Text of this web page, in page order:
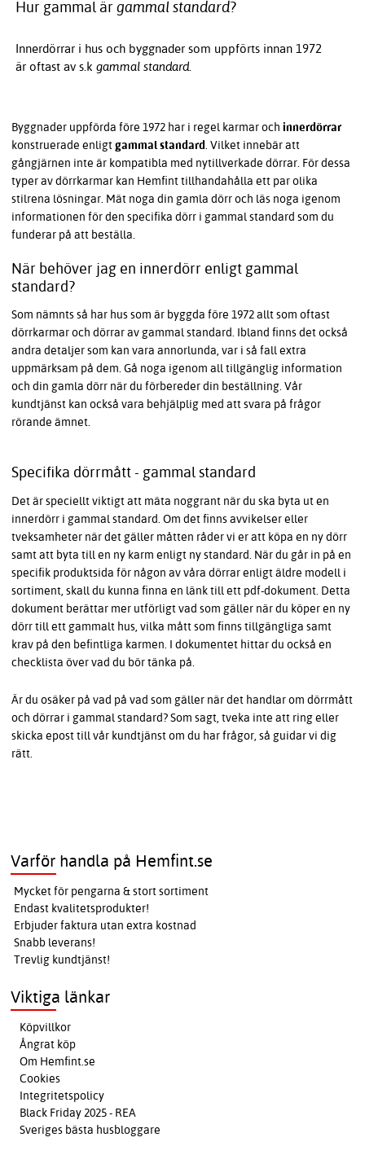
Hur gammal är gammal standard?
Innerdörrar i hus och byggnader som uppförts innan 1972
är oftast av s.k gammal standard.
Byggnader uppförda före 1972 har i regel karmar och innerdörrar
konstruerade enligtgammal standard. Vilket innebär att
gångjärnen inte är kompatibla med nytillverkade dörrar. För dessa
typer av dörrkarmar kan Hemfint tillhandahålla ett par olika
stilrena lösningar. Mät noga din gamla dörr och läs noga igenom
informationen för den specifika dörr i gammal standard som du
funderar på att beställa.
När behöver jag en innerdörr enligt gammal
standard?
Som nämnts så har hus som är byggda före 1972 allt som oftast
dörrkarmar och dörrar av gammal standard. Ibland finns det också
andra detaljer som kan vara annorlunda, var i så fall extra
uppmärksam på dem. Gå noga igenom all tillgänglig information
och din gamla dörr när du förbereder din beställning. Vår
kundtjänst kan också vara behjälplig med att svara på frågor
rörande ämnet.
Specifika dörrmått - gammal standard
Det är speciellt viktigt att mäta noggrant när du ska byta ut en
innerdörr i gammal standard. Om det finns avvikelser eller
tveksamheter när det gäller måtten råder vi er att köpa en ny dörr
samt att byta till en ny karm enligt ny standard. När du går in på en
specifik produktsida för någon av våra dörrar enligt äldre modell i
sortiment, skall du kunna finna en länk till ett pdf-dokument. Detta
dokument berättar mer utförligt vad som gäller när du köper en ny
dörr till ett gammalt hus, vilka mått som finns tillgängliga samt
krav på den befintliga karmen. I dokumentet hittar du också en
checklista över vad du bör tänka på.
Är du osäker på vad på vad som gäller när det handlar om dörrmått
och dörrar i gammal standard? Som sagt, tveka inte att ring eller
skicka epost till vår kundtjänst om du har frågor, så guidar vi dig
rätt.
Varför handla på Hemfint.se
Mycket för pengarna & stort sortiment
Endast kvalitetsprodukter!
Erbjuder faktura utan extra kostnad
Snabb leverans!
Trevlig kundtjänst!
Viktiga länkar
Köpvillkor
Ångrat köp
Om Hemfint.se
Cookies
Integritetspolicy
Black Friday 2025 - REA
Sveriges bästa husbloggare